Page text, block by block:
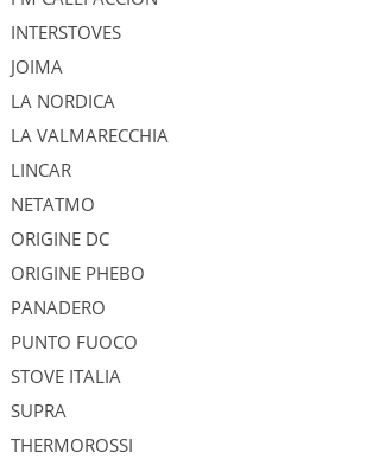
INTERSTOVES
JOIMA
LA NORDICA
LA VALMARECCHIA
LINCAR
NETATMO
ORIGINE DC
ORIGINE PHEBO
PANADERO
PUNTO FUOCO
STOVE ITALIA
SUPRA
THERMOROSSI